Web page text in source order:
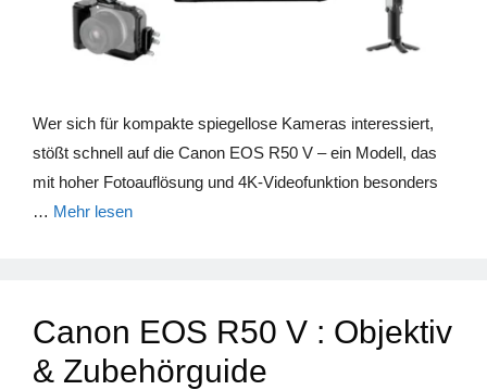
Wer sich für kompakte spiegellose Kameras interessiert,
stößt schnell auf die Canon EOS R50 V – ein Modell, das
mit hoher Fotoauflösung und 4K-Videofunktion besonders
… Mehr lesen
Canon EOS R50 V : Objektiv
& Zubehörguide